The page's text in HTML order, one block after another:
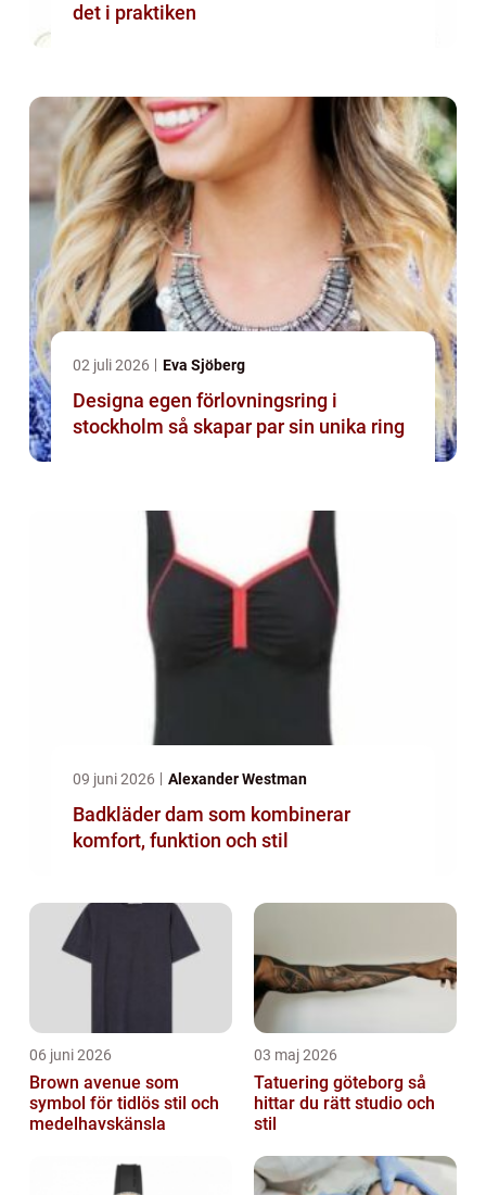
det i praktiken
02 juli 2026 Eva Sjöberg
Designa egen förlovningsring i
stockholm så skapar par sin unika ring
09 juni 2026 Alexander Westman
Badkläder dam som kombinerar
komfort, funktion och stil
06 juni 2026
Brown avenue som
symbol för tidlös stil och
medelhavskänsla
03 maj 2026
Tatuering göteborg så
hittar du rätt studio och
stil